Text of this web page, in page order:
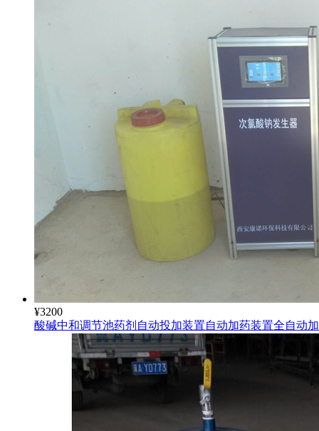
¥3200
酸碱中和调节池药剂自动投加装置自动加药装置全自动